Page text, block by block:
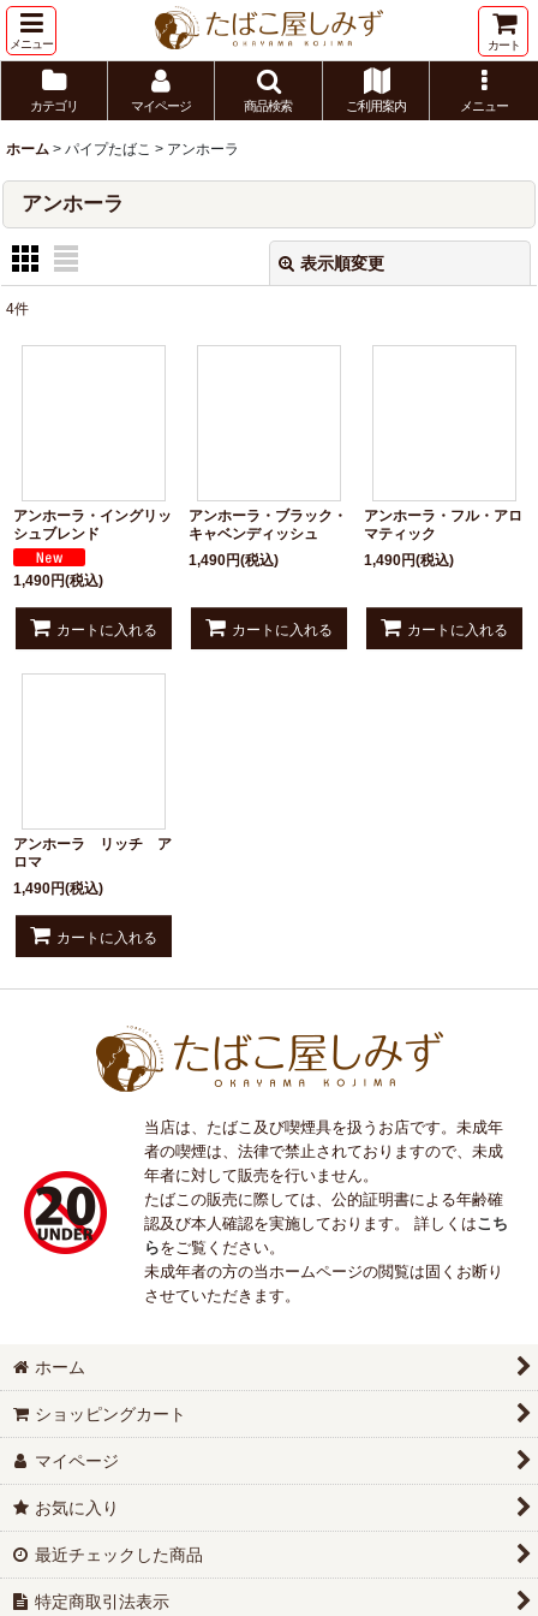
メニュー カート
カテゴリ マイページ 商品検索 ご利用案内 メニュー
ホーム > パイプたばこ > アンホーラ
アンホーラ
表示順変更
4件
アンホーラ・イングリッ
シュブレンド
1,490円(税込)
カートに入れる
アンホーラ・ブラック・
キャベンディッシュ
1,490円(税込)
カートに入れる
アンホーラ・フル・アロ
マティック
1,490円(税込)
カートに入れる
アンホーラ リッチ ア
ロマ
1,490円(税込)
カートに入れる
当店は、たばこ及び喫煙具を扱うお店です。未成年
者の喫煙は、法律で禁止されておりますので、未成
年者に対して販売を行いません。
たばこの販売に際しては、公的証明書による年齢確
認及び本人確認を実施しております。 詳しくはこち
らをご覧ください。
未成年者の方の当ホームページの閲覧は固くお断り
させていただきます。
ホーム
ショッピングカート
マイページ
お気に入り
最近チェックした商品
特定商取引法表示